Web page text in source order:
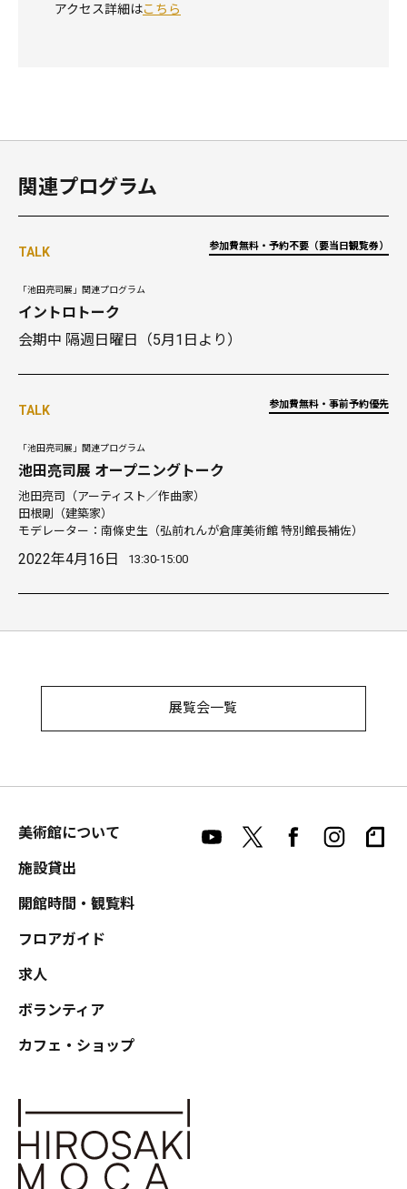
アクセス詳細はこちら
関連プログラム
TALK 参加費無料・予約不要（要当日観覧券）
「池田亮司展」関連プログラム
イントロトーク
会期中 隔週日曜日（5月1日より）
TALK 参加費無料・事前予約優先
「池田亮司展」関連プログラム
池田亮司展 オープニングトーク
池田亮司（アーティスト／作曲家）
田根剛（建築家）
モデレーター：南條史生（弘前れんが倉庫美術館 特別館長補佐）
2022年4月16日 13:30-15:00
展覧会一覧
美術館について
施設貸出
開館時間・観覧料
フロアガイド
求人
ボランティア
カフェ・ショップ